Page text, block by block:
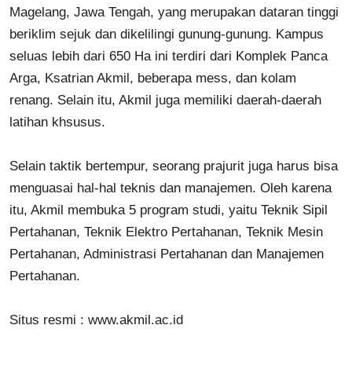
Magelang, Jawa Tengah, yang merupakan dataran tinggi
beriklim sejuk dan dikelilingi gunung-gunung. Kampus
seluas lebih dari 650 Ha ini terdiri dari Komplek Panca
Arga, Ksatrian Akmil, beberapa mess, dan kolam
renang. Selain itu, Akmil juga memiliki daerah-daerah
latihan khsusus.
Selain taktik bertempur, seorang prajurit juga harus bisa
menguasai hal-hal teknis dan manajemen. Oleh karena
itu, Akmil membuka 5 program studi, yaitu Teknik Sipil
Pertahanan, Teknik Elektro Pertahanan, Teknik Mesin
Pertahanan, Administrasi Pertahanan dan Manajemen
Pertahanan.
Situs resmi : www.akmil.ac.id